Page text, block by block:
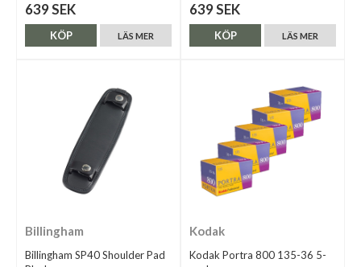
639 SEK
LÄS MER
KÖP
639 SEK
LÄS MER
KÖP
Billingham
Billingham SP40 Shoulder Pad
Kodak
Kodak Portra 800 135-36 5-